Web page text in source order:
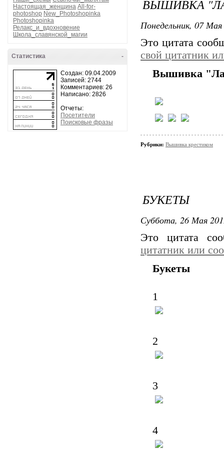
Настоящая_женщина All-for-
photoshop New_Photoshopinka
Photoshopinka
Релакс_и_вдохновение
Школа_славянской_магии
-
Статистика
Создан: 09.04.2009
Записей: 2744
Комментариев: 26
Написано: 2826
Отчеты:
Посетители
Поисковые фразы
ВЫШИВКА
Понедельник, 07
Это цитата
свой цитатник
Вышивка
Рубрики: Вышивка крестиком
БУКЕТЫ
Суббота, 26 Мая
Это цитата
цитатник или
Букеты
1
2
3
4